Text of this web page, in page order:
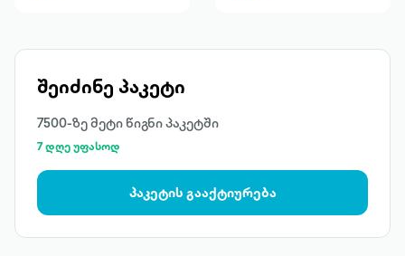
შეიძინე პაკეტი
7500-ზე მეტი წიგნი პაკეტში
7 დღე უფასოდ
პაკეტის გააქტიურება